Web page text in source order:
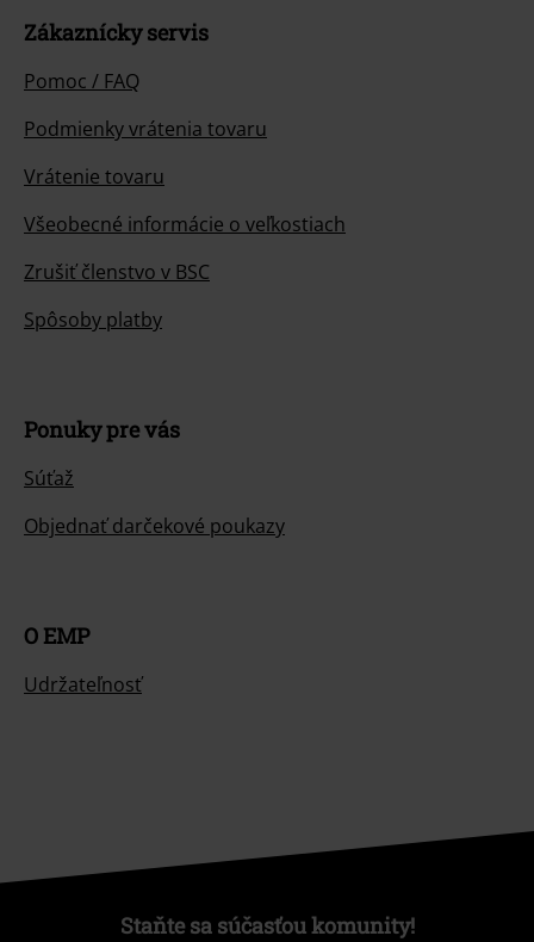
Zákaznícky servis
Pomoc / FAQ
Podmienky vrátenia tovaru
Vrátenie tovaru
Všeobecné informácie o veľkostiach
Zrušiť členstvo v BSC
Spôsoby platby
Ponuky pre vás
Súťaž
Objednať darčekové poukazy
O EMP
Udržateľnosť
Staňte sa súčasťou komunity!